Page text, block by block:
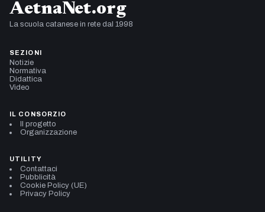
AetnaNet.org
La scuola catanese in rete dal 1998
SEZIONI
Notizie
Normativa
Didattica
Video
IL CONSORZIO
Il progetto
Organizzazione
UTILITY
Contattaci
Pubblicità
Cookie Policy (UE)
Privacy Policy